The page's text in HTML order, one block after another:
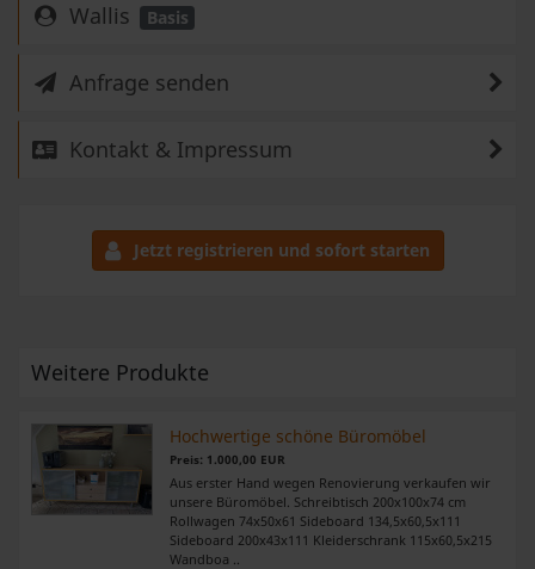
Wallis Basis
Anfrage senden
Kontakt & Impressum
Jetzt registrieren und sofort starten
Weitere Produkte
Hochwertige schöne Büromöbel
Preis: 1.000,00 EUR
Aus erster Hand wegen Renovierung verkaufen wir
unsere Büromöbel. Schreibtisch 200x100x74 cm
Rollwagen 74x50x61 Sideboard 134,5x60,5x111
Sideboard 200x43x111 Kleiderschrank 115x60,5x215
Wandboa ..